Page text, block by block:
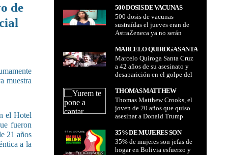
de
muestra
el Hotel
fueron
21 años
a la
500 DOSIS DE VACUNAS
SUSTRAÍDAS EL JUEVES
ERAN DE ASTRAZENECA YA
NO SERÁN APLICADAS
500 dosis de vacunas
sustraídas el jueves eran de
AstraZeneca ya no serán
MARCELO QUIROGA SANTA
CRUZ A 42 AÑOS DE SU
ASESINATO Y
DESAPARICIÓN EN EL
1980
Marcelo Quiroga Santa Cruz
a 42 años de su asesinato y
desaparición en el golpe del
THOMAS MATTHEW
CROOKS, EL JOVEN DE 20
AÑOS QUE QUISO ASESINAR
A DONALD TRUMP
Thomas Matthew Crooks, el
joven de 20 años que quiso
asesinar a Donald Trump
35% DE MUJERES SON
JEFAS DE HOGAR EN
BOLIVIA ESFUERZO Y
35% de mujeres son jefas de
hogar en Bolivia esfuerzo y